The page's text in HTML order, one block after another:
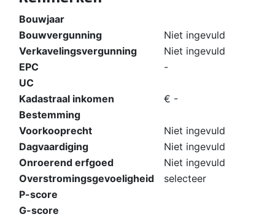
Bouwjaar
Bouwvergunning
Niet ingevuld
Verkavelingsvergunning
Niet ingevuld
EPC
-
UC
Kadastraal inkomen
€ -
Bestemming
Voorkooprecht
Niet ingevuld
Dagvaardiging
Niet ingevuld
Onroerend erfgoed
Niet ingevuld
Overstromingsgevoeligheid
selecteer
P-score
G-score